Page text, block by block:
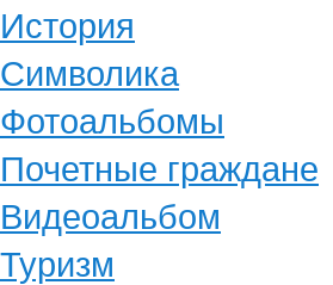
История
Символика
Фотоальбомы
Почетные граждане
Видеоальбом
Туризм